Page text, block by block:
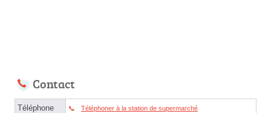
Contact
Téléphone Téléphoner à la station de supermarché